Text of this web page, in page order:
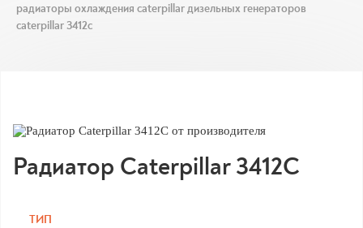
радиаторы охлаждения caterpillar дизельных генераторов
caterpillar 3412c
Радиатор Caterpillar 3412C
ТИП